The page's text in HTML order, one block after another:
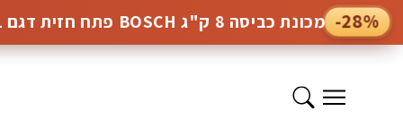
-28% מכונת כביסה 8 ק"ג BOSCH פתח חזית דגם WGE03201PL
המשך
לתוכן